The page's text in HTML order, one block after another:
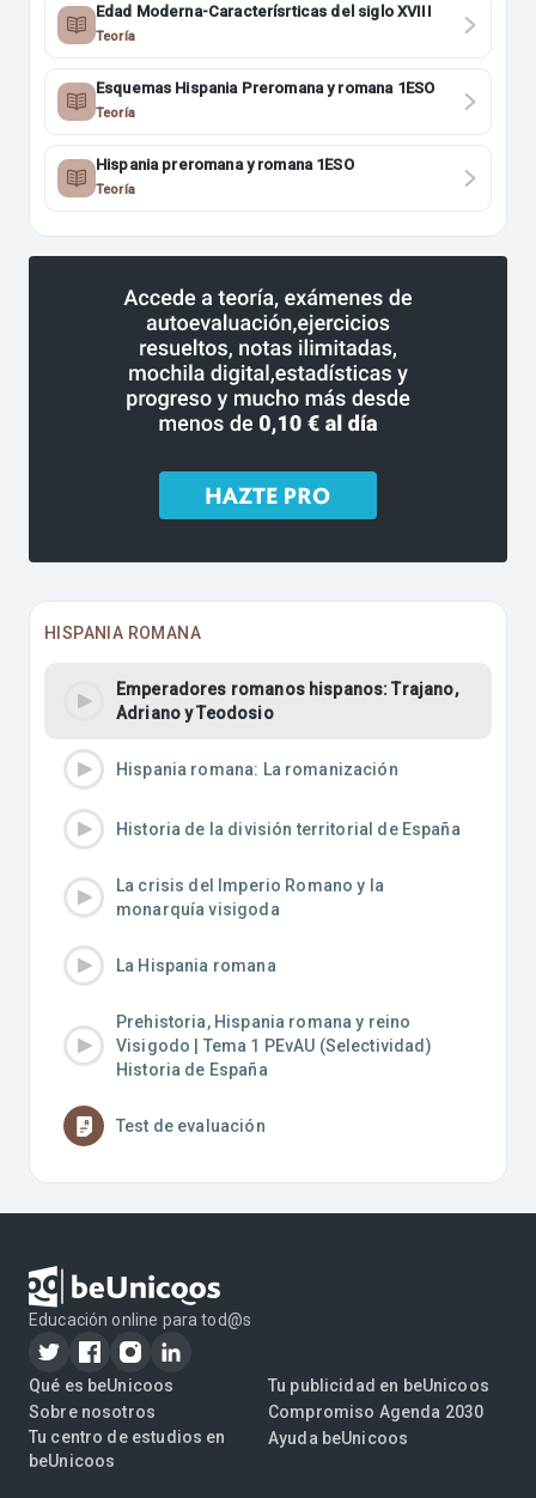
Edad Moderna-Caracterísrticas del siglo XVIII
Teoría
Esquemas Hispania Preromana y romana 1ESO
Teoría
Hispania preromana y romana 1ESO
Teoría
HISPANIA ROMANA
Emperadores romanos hispanos: Trajano,
Adriano y Teodosio
Hispania romana: La romanización
Historia de la división territorial de España
La crisis del Imperio Romano y la
monarquía visigoda
La Hispania romana
Prehistoria, Hispania romana y reino
Visigodo | Tema 1 PEvAU (Selectividad)
Historia de España
Test de evaluación
Educación online para tod@s
Qué es beUnicoos
Sobre nosotros
Tu centro de estudios en
beUnicoos
Tu publicidad en beUnicoos
Compromiso Agenda 2030
Ayuda beUnicoos